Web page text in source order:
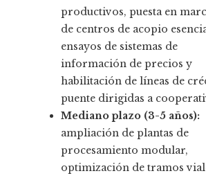
productivos, puesta en
de centros de acopio
ensayos de sistemas de
información de precios y
habilitación de líneas de
puente dirigidas a
Mediano plazo (3-5 años):
ampliación de plantas de
procesamiento modular,
optimización de tramos